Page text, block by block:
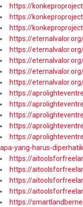
https://
https://
https://
https://
https://
https://
https://
https://
https://
https://
https://
https://
https://
apa-yang-harus-
https://
https://
https://
https://
https://